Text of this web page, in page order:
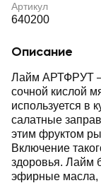
Артикул
640200
Описание
Лайм АРТФРУТ –
сочной кислой
используется в
салатные
этим фруктом
Включение
здоровья. Лайм
эфирные масла,